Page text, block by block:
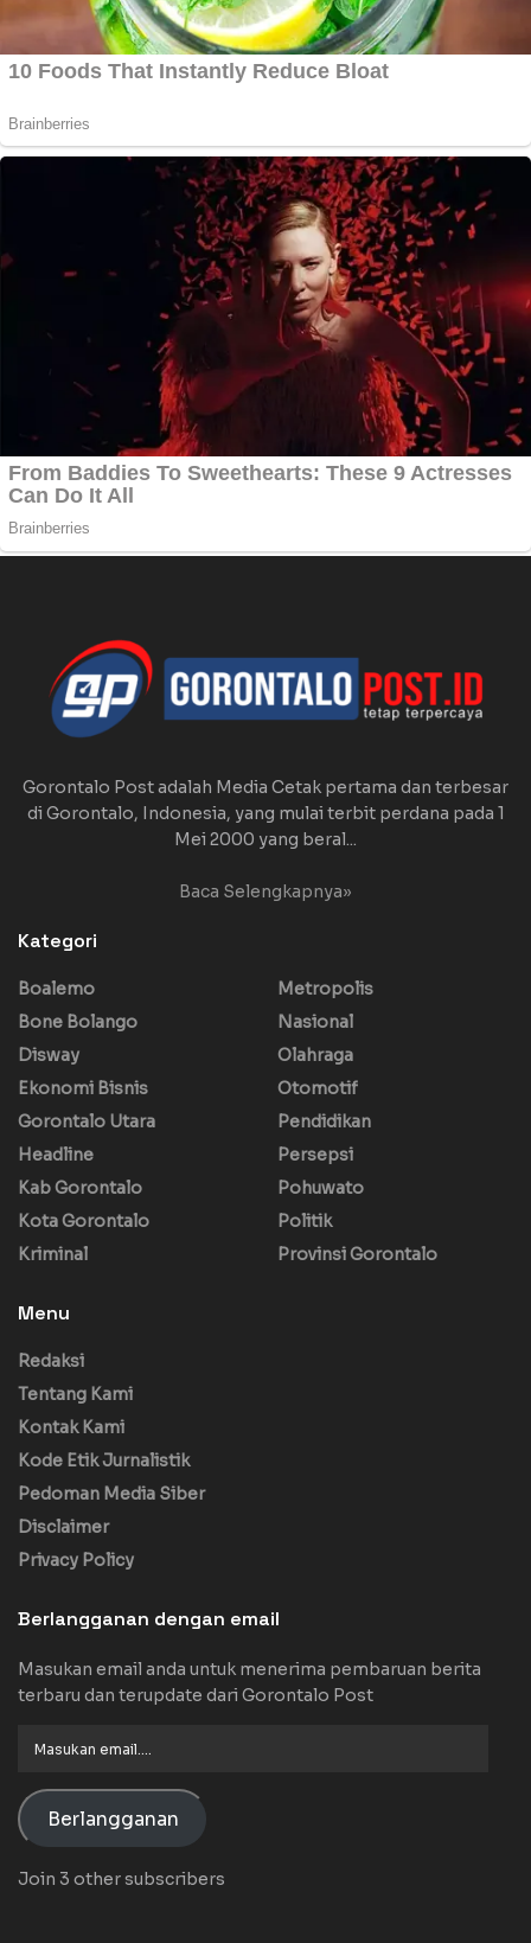
Gorontalo Post adalah Media Cetak pertama dan terbesar
di Gorontalo, Indonesia, yang mulai terbit perdana pada 1
Mei 2000 yang beral...
Baca Selengkapnya»
Kategori
Boalemo
Bone Bolango
Disway
Ekonomi Bisnis
Gorontalo Utara
Headline
Kab Gorontalo
Kota Gorontalo
Kriminal
Metropolis
Nasional
Olahraga
Otomotif
Pendidikan
Persepsi
Pohuwato
Politik
Provinsi Gorontalo
Menu
Redaksi
Tentang Kami
Kontak Kami
Kode Etik Jurnalistik
Pedoman Media Siber
Disclaimer
Privacy Policy
Berlangganan dengan email
Masukan email anda untuk menerima pembaruan berita
terbaru dan terupdate dari Gorontalo Post
Berlangganan
Join 3 other subscribers